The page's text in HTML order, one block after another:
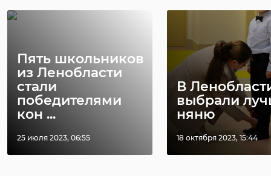
Пять школьников
из Ленобласти
стали
победителями
кон ...
25 июля 2023, 06:55
В
выбрали
няню
18 октября 2023, 15:44